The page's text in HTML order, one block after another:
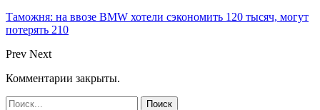
Таможня: на ввозе BMW хотели сэкономить 120 тысяч, могут
потерять 210
Prev Next
Комментарии закрыты.